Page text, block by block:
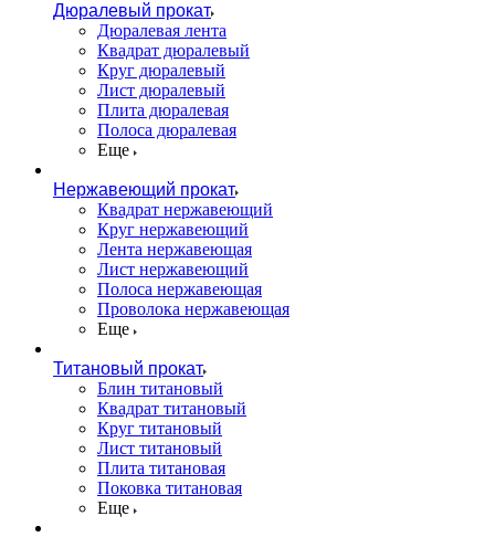
Дюралевый прокат
Дюралевая лента
Квадрат дюралевый
Круг дюралевый
Лист дюралевый
Плита дюралевая
Полоса дюралевая
Еще
Нержавеющий прокат
Квадрат нержавеющий
Круг нержавеющий
Лента нержавеющая
Лист нержавеющий
Полоса нержавеющая
Проволока нержавеющая
Еще
Титановый прокат
Блин титановый
Квадрат титановый
Круг титановый
Лист титановый
Плита титановая
Поковка титановая
Еще